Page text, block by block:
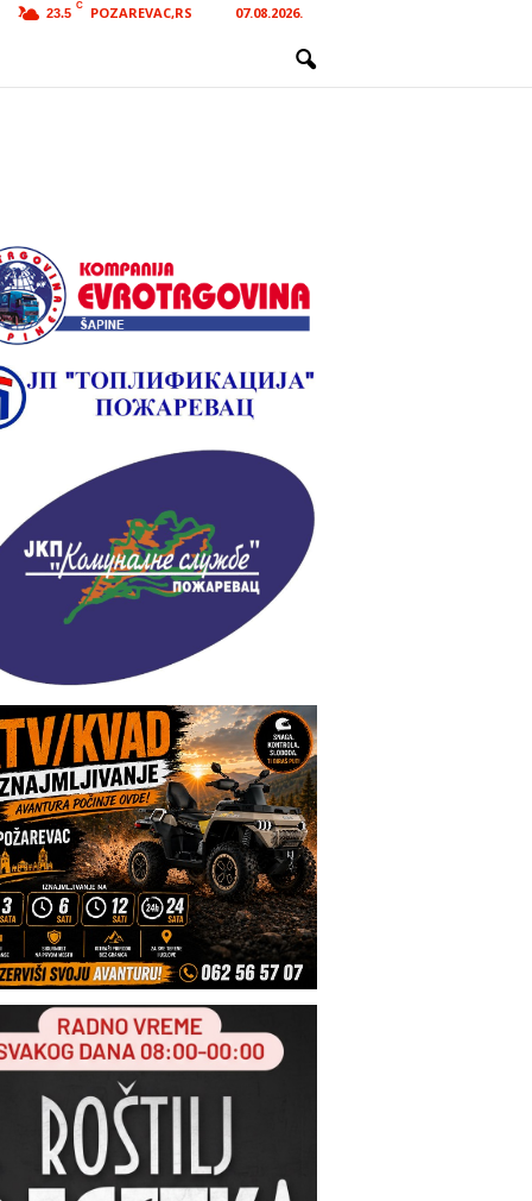
23.5
C POZAREVAC,RS 07.08.2026.